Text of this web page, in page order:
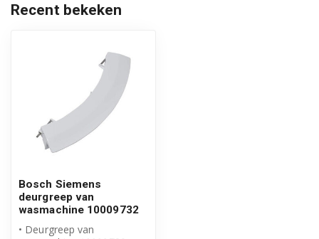
Bosch WAB2026PPL/15
Bosch WAB2026PPL/20
Bosch WAB2026PPL/21
Bosch WAB2026PPL/22
Bosch WAB2026PPL/24
Bosch WAB2026QPL/15
Bosch WAB2026QPL/17
Recent bekeken
Bosch Siemens
deurgreep van
wasmachine 10009732
• Deurgreep van